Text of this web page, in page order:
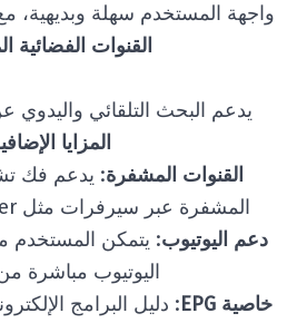
واجهة المستخدم سهلة وبديهية،
القنوات الفضائية
يدعم البحث التلقائي واليدوي
المزايا
القنوات المشفرة: يدعم فك
المشفرة عبر سيرفرات مثل Forever أو G-share.
دعم اليوتيوب: يتمكن المستخدم
اليوتيوب مباشرة
خاصية EPG
: دليل البرامج